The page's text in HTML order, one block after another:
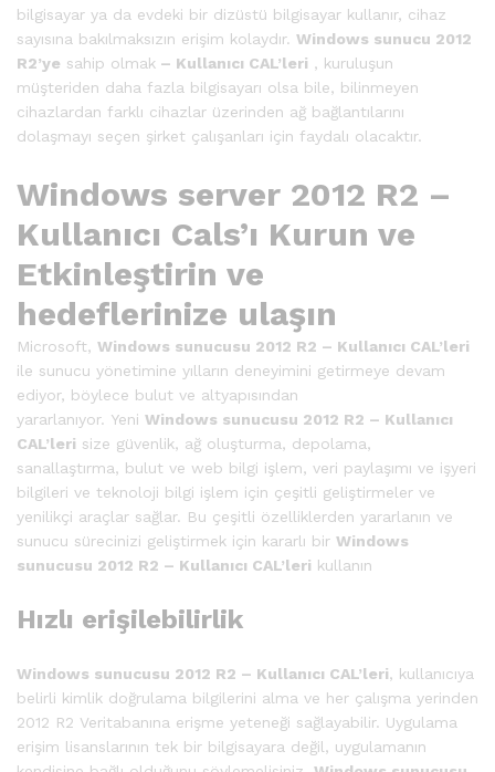
bilgisayar ya da evdeki bir dizüstü bilgisayar kullanır, cihaz
sayısına bakılmaksızın erişim kolaydır. Windows sunucu 2012
R2’ye sahip olmak – Kullanıcı CAL’leri , kuruluşun
müşteriden daha fazla bilgisayarı olsa bile, bilinmeyen
cihazlardan farklı cihazlar üzerinden ağ bağlantılarını
dolaşmayı seçen şirket çalışanları için faydalı olacaktır.
Windows server 2012 R2 –
Kullanıcı Cals’ı Kurun ve
Etkinleştirin ve
hedeflerinize ulaşın
Microsoft, Windows sunucusu 2012 R2 – Kullanıcı CAL’leri
ile sunucu yönetimine yılların deneyimini getirmeye devam
ediyor, böylece bulut ve altyapısından
yararlanıyor. Yeni Windows sunucusu 2012 R2 – Kullanıcı
CAL’leri size güvenlik, ağ oluşturma, depolama,
sanallaştırma, bulut ve web bilgi işlem, veri paylaşımı ve işyeri
bilgileri ve teknoloji bilgi işlem için çeşitli geliştirmeler ve
yenilikçi araçlar sağlar. Bu çeşitli özelliklerden yararlanın ve
sunucu sürecinizi geliştirmek için kararlı bir Windows
sunucusu 2012 R2 – Kullanıcı CAL’leri kullanın
Hızlı erişilebilirlik
Windows sunucusu 2012 R2 – Kullanıcı CAL’leri, kullanıcıya
belirli kimlik doğrulama bilgilerini alma ve her çalışma yerinden
2012 R2 Veritabanına erişme yeteneği sağlayabilir. Uygulama
erişim lisanslarının tek bir bilgisayara değil, uygulamanın